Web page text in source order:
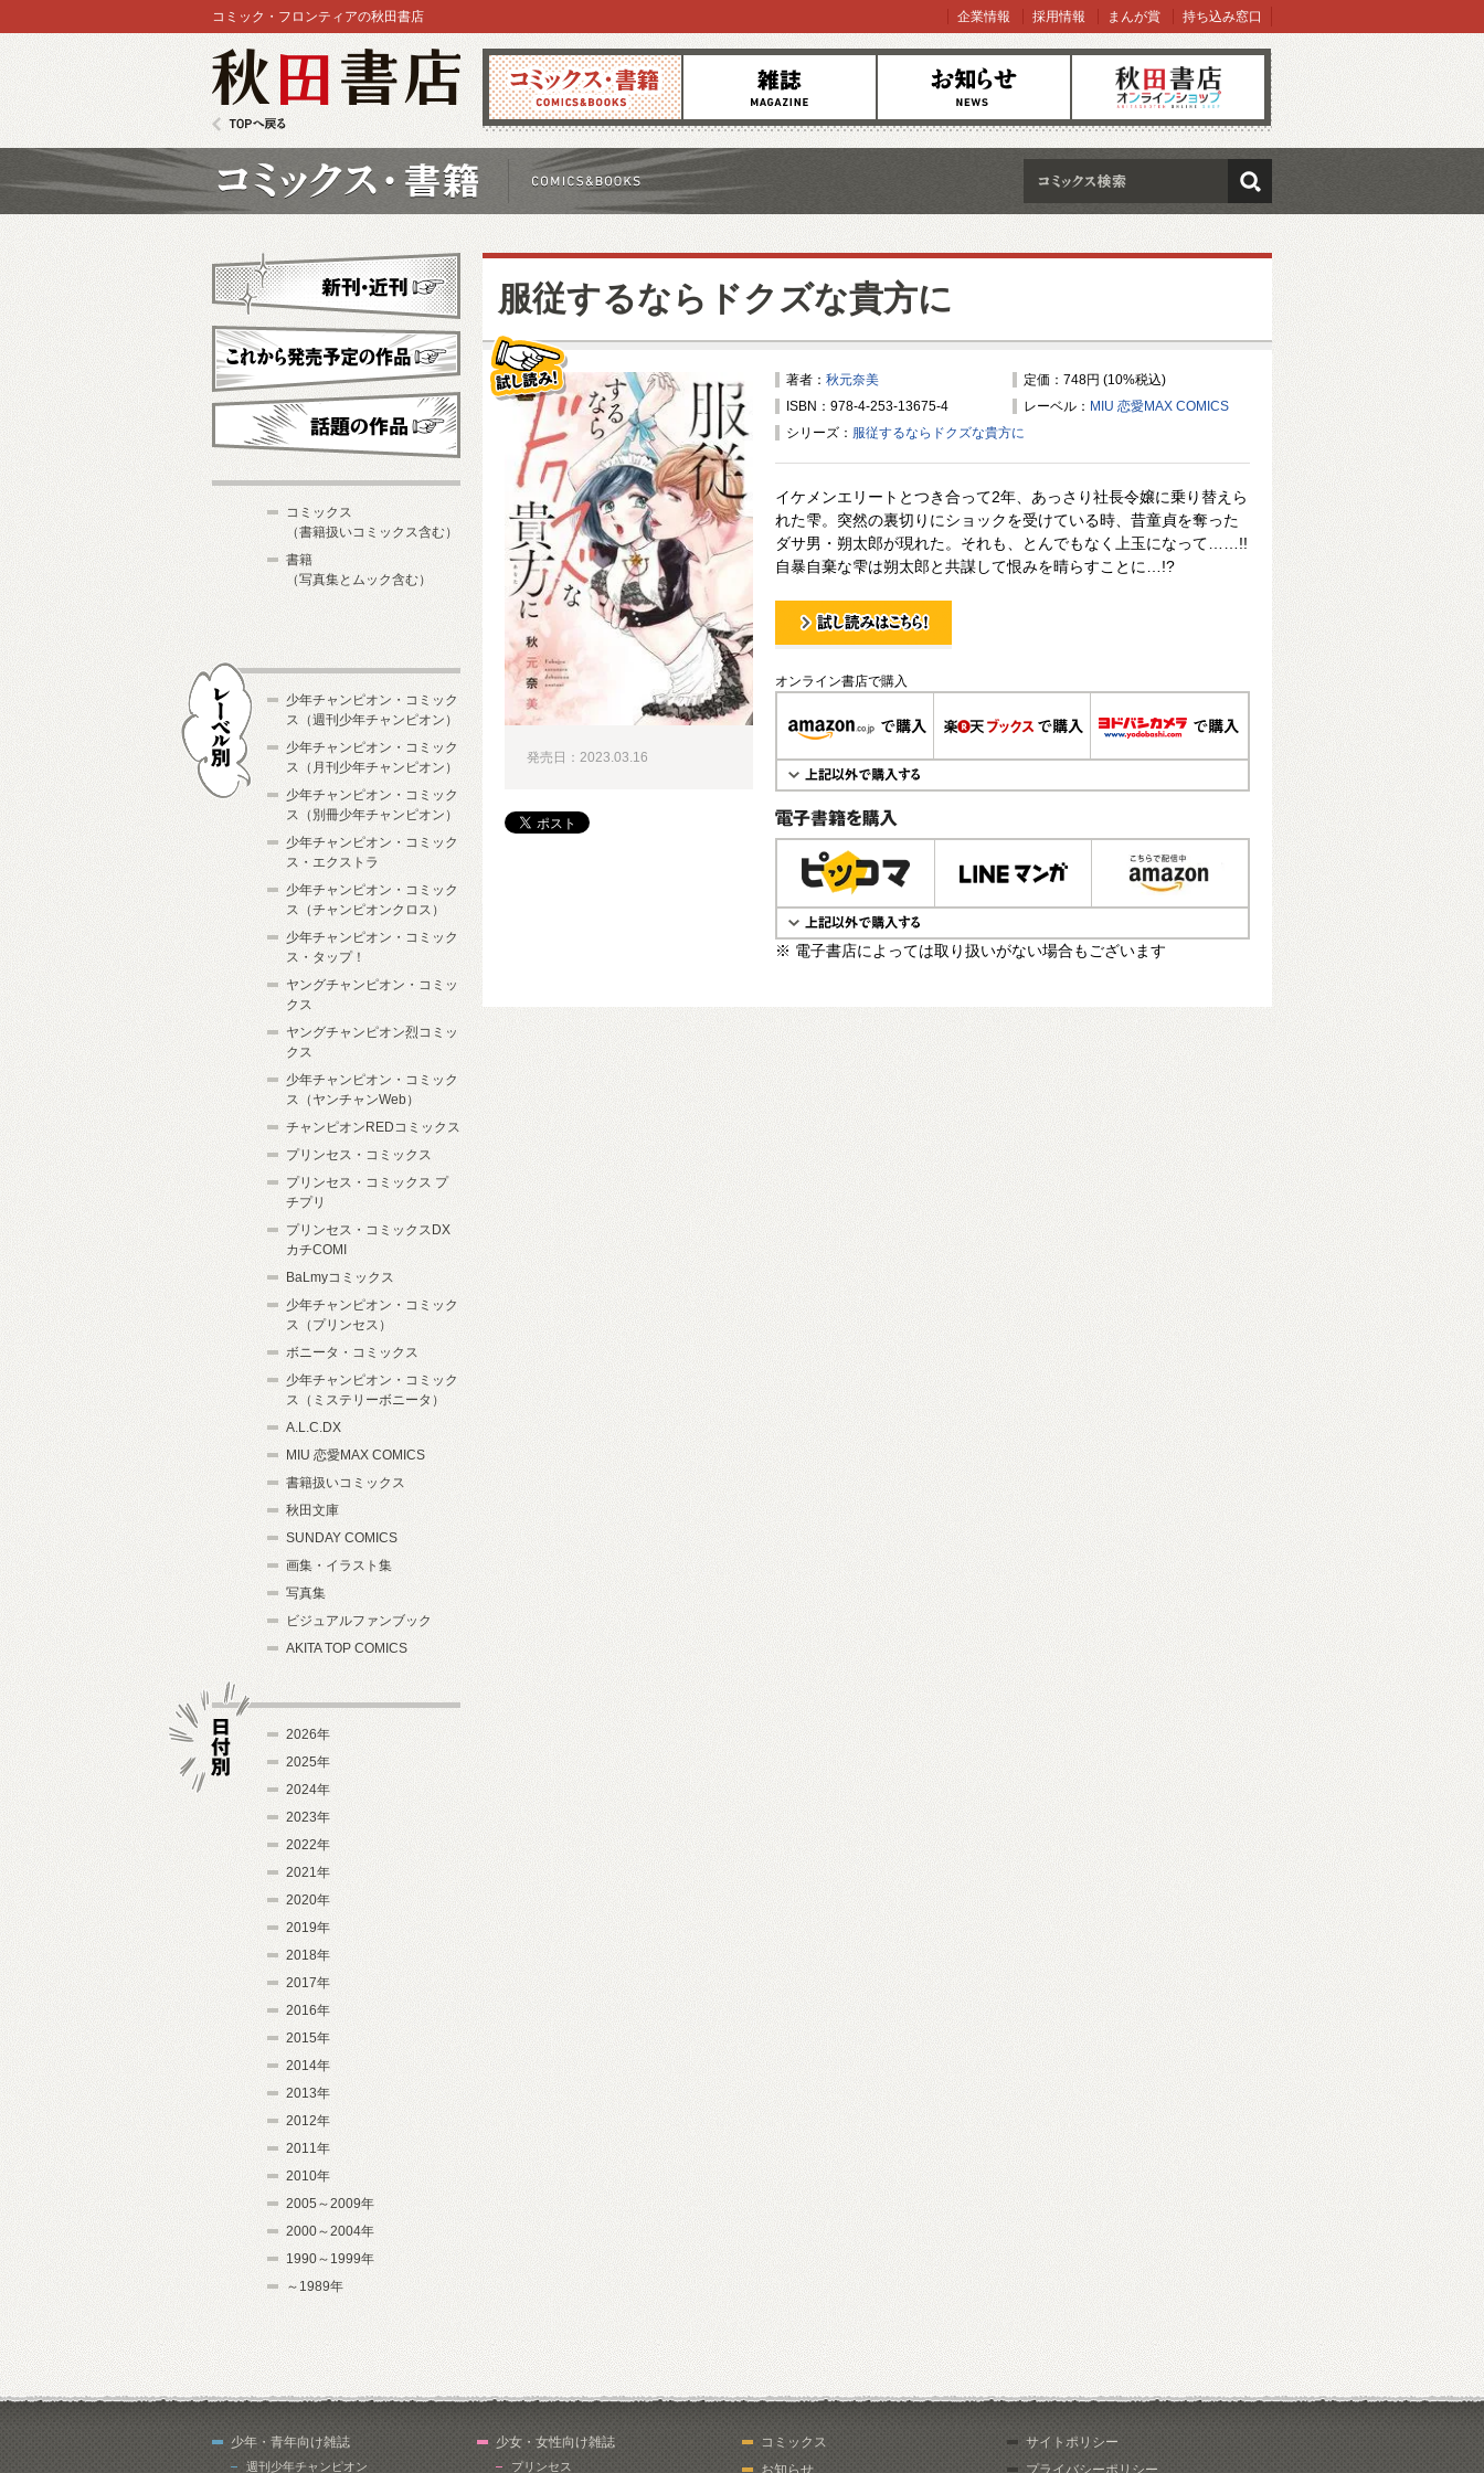
コミックス 雑誌 お知らせ オンラインショップ
コミック・フロンティアの秋田書店 企業情報 採用情報 まんが賞 持ち込み窓口
検索
服従するならドクズな貴方に
著者： 秋元奈美
定価：748円 (10%税込)
ISBN：978-4-253-13675-4
レーベル： MIU 恋愛MAX COMICS
シリーズ： 服従するならドクズな貴方に
イケメンエリートとつき合って2年、あっさり社長令嬢に乗り替えら
れた雫。突然の裏切りにショックを受けている時、昔童貞を奪った
ダサ男・朔太郎が現れた。それも、とんでもなく上玉になって……!!
自暴自棄な雫は朔太郎と共謀して恨みを晴らすことに…!?
試し読み！
オンライン書店で購入
電子書籍で購入
※ 電子書店によっては取り扱いがない場合もございます
発売日：2023.03.16
新刊・近刊
これから発売予定
コミックス
（書籍扱いコミックス含む）
書籍
（写真集とムック含む）
少年チャンピオン・コミック
ス（週刊少年チャンピオン）
少年チャンピオン・コミック
ス（月刊少年チャンピオン）
少年チャンピオン・コミック
ス（別冊少年チャンピオン）
少年チャンピオン・コミック
ス・エクストラ
少年チャンピオン・コミック
ス（チャンピオンクロス）
少年チャンピオン・コミック
ス・タップ！
ヤングチャンピオン・コミッ
クス
ヤングチャンピオン烈コミッ
クス
少年チャンピオン・コミック
ス（ヤンチャンWeb）
チャンピオンREDコミックス
プリンセス・コミックス
プリンセス・コミックス プ
チプリ
プリンセス・コミックスDX
カチCOMI
BaLmyコミックス
少年チャンピオン・コミック
ス（プリンセス）
ボニータ・コミックス
少年チャンピオン・コミック
ス（ミステリーボニータ）
A.L.C.DX
MIU 恋愛MAX COMICS
書籍扱いコミックス
秋田文庫
SUNDAY COMICS
画集・イラスト集
写真集
ビジュアルファンブック
AKITA TOP COMICS
2026年
2025年
2024年
2023年
2022年
2021年
2020年
2019年
2018年
2017年
2016年
2015年
2014年
2013年
2012年
2011年
2010年
2005～2009年
2000～2004年
1990～1999年
～1989年
少年・青年向け雑誌
週刊少年チャンピオン
少女・女性向け雑誌
プリンセス
コミックス
お知らせ
サイトポリシー
プライバシーポリシー